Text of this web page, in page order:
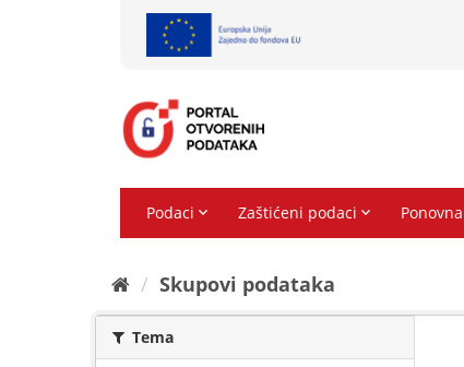
Skupovi podаtаkа
Tema